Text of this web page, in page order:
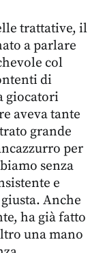
trattative, il
a parlare
col
di
giocatori
aveva tante
grande
per
senza
e
Anche
ha già fatto
una mano